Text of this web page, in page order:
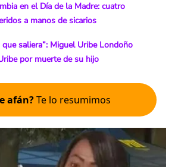
en el Día de la Madre: cuatro
a manos de sicarios
saliera”: Miguel Uribe Londoño
por muerte de su hijo
afán?Te lo resumimos